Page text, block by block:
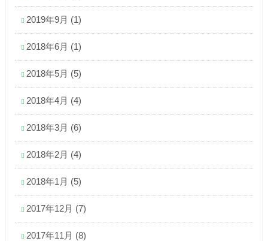
2019年9月 (1)
2018年6月 (1)
2018年5月 (5)
2018年4月 (4)
2018年3月 (6)
2018年2月 (4)
2018年1月 (5)
2017年12月 (7)
2017年11月 (8)